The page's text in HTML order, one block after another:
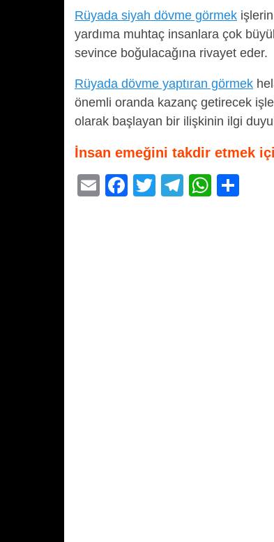
Rüyada siyah dövme görmek
yardıma muhtaç insanlara çok
sevince boğulacağına rivayet eder.
Rüyada dövme yaptıran görmek
önemli oranda kazanç getirecek
olarak başlayan bir ilişkinin ilgi
İnsan emeğini takdir etmek
E
F
T
T
W